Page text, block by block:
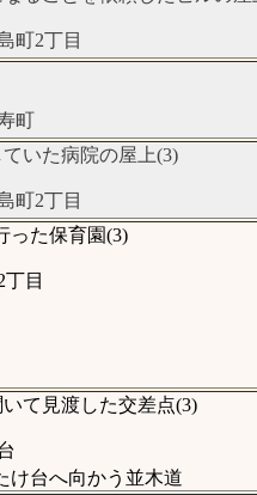
町2丁目
町
いた病院の屋上(3)
町2丁目
った保育園(3)
目
て見渡した交差点(3)
け台へ向かう並木道